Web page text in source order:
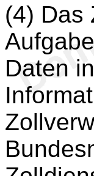
(4) Das
Daten